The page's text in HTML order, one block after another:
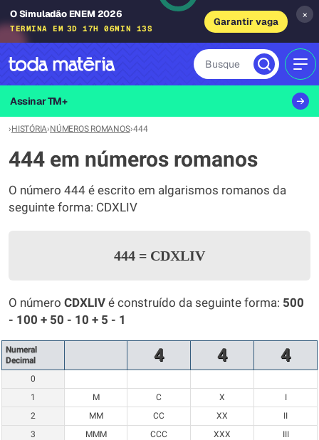
O Simuladão ENEM 2026
TERMINA EM 3D 17H 06MIN 13S
Garantir vaga
×
Busque
Assinar TM+
›HISTÓRIA›NÚMEROS ROMANOS›444
444 em números romanos
O número 444 é escrito em algarismos romanos da
seguinte forma: CDXLIV
444 = CDXLIV
O número CDXLIV é construído da seguinte forma: 500
- 100 + 50 - 10 + 5 - 1
Numeral
Decimal
4 4 4
0
1
M C X
I
2
MM CC XX
II
3
MMM CCC XXX
III